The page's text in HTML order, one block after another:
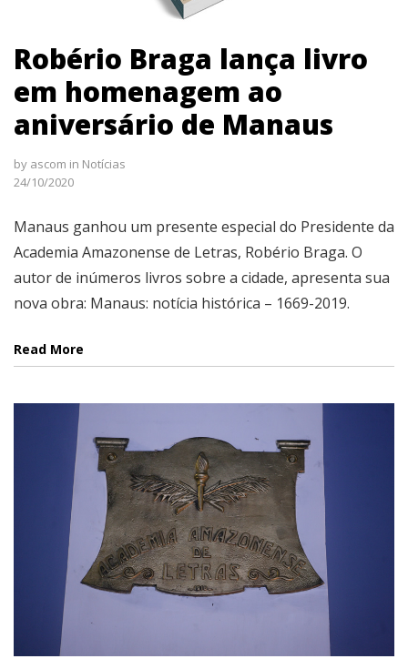
Robério Braga lança livro
em homenagem ao
aniversário de Manaus
by ascom in Notícias
24/10/2020
Manaus ganhou um presente especial do Presidente da
Academia Amazonense de Letras, Robério Braga. O
autor de inúmeros livros sobre a cidade, apresenta sua
nova obra: Manaus: notícia histórica – 1669-2019.
Read More